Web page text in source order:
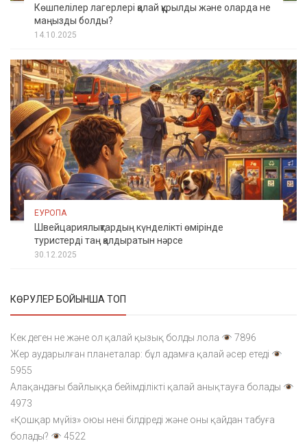
Көшпелілер лагерлері қалай құрылды және оларда не
маңызды болды?
14.10.2025
ЕУРОПА
Швейцариялықтардың күнделікті өмірінде
туристерді таң қалдыратын нәрсе
30.12.2025
КӨРУЛЕР БОЙЫНША ТОП
Кек деген не және ол қалай қызық болды лола
7896
Жер аударылған планеталар: бұл адамға қалай әсер етеді
5955
Алақандағы байлыққа бейімділікті қалай анықтауға болады
4973
«Қошқар мүйіз» оюы нені білдіреді және оны қайдан табуға
болады?
4522